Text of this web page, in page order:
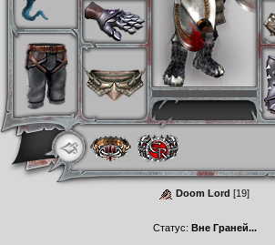
Статус: Вне Граней...
Doom Lord [19]